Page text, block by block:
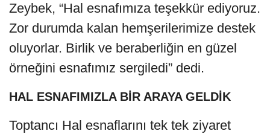
Zeybek, “Hal esnafımıza teşekkür ediyoruz.
Zor durumda kalan hemşerilerimize destek
oluyorlar. Birlik ve beraberliğin en güzel
örneğini esnafımız sergiledi” dedi.
HAL ESNAFIMIZLA BİR ARAYA GELDİK
Toptancı Hal esnaflarını tek tek ziyaret